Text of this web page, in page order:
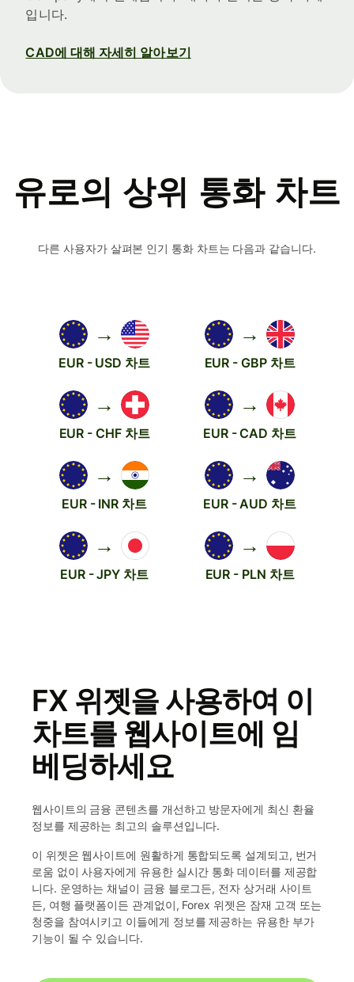
입니다.
CAD에 대해 자세히 알아보기
유로의 상위 통화 차트
다른 사용자가 살펴본 인기 통화 차트는 다음과 같습니다.
→
EUR - USD 차트
→
EUR - GBP 차트
→
EUR - CHF 차트
→
EUR - CAD 차트
→
EUR - INR 차트
→
EUR - AUD 차트
→
EUR - JPY 차트
→
EUR - PLN 차트
FX 위젯을 사용하여 이
차트를 웹사이트에 임
베딩하세요
웹사이트의 금융 콘텐츠를 개선하고 방문자에게 최신 환율
정보를 제공하는 최고의 솔루션입니다.
이 위젯은 웹사이트에 원활하게 통합되도록 설계되고, 번거
로움 없이 사용자에게 유용한 실시간 통화 데이터를 제공합
니다. 운영하는 채널이 금융 블로그든, 전자 상거래 사이트
든, 여행 플랫폼이든 관계없이, Forex 위젯은 잠재 고객 또는
청중을 참여시키고 이들에게 정보를 제공하는 유용한 부가
기능이 될 수 있습니다.